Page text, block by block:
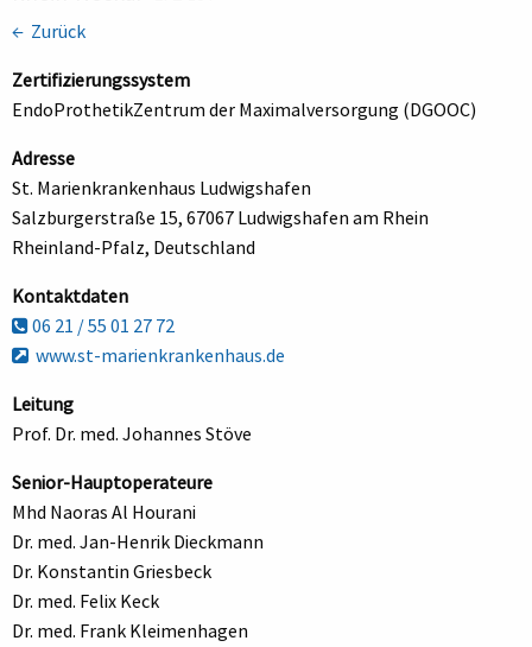
← Zurück
Zertifizierungssystem
EndoProthetikZentrum der Maximalversorgung (DGOOC)
Adresse
St. Marienkrankenhaus Ludwigshafen
Salzburgerstraße 15, 67067 Ludwigshafen am Rhein
Rheinland-Pfalz, Deutschland
Kontaktdaten
06 21 / 55 01 27 72
www.st-marienkrankenhaus.de
Leitung
Prof. Dr. med. Johannes Stöve
Senior-Hauptoperateure
Mhd Naoras Al Hourani
Dr. med. Jan-Henrik Dieckmann
Dr. Konstantin Griesbeck
Dr. med. Felix Keck
Dr. med. Frank Kleimenhagen